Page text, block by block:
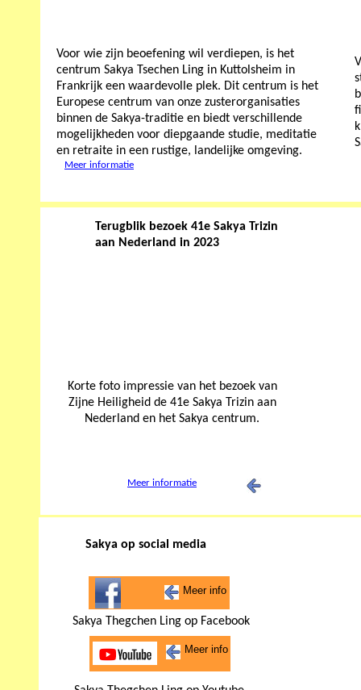
Meer info
Meer info
Sakya Thegchen Ling op Facebook
Sakya op social media
Korte foto impressie van het bezoek van
Zijne Heiligheid de 41e Sakya Trizin aan
Nederland en het Sakya centrum.
Meer informatie
Terugblik bezoek 41e Sakya Trizin
aan Nederland in 2023
Voor wie zijn beoefening wil verdiepen, is het
centrum Sakya Tsechen Ling in Kuttolsheim in
Frankrijk een waardevolle plek. Dit centrum is het
Europese centrum van onze zusterorganisaties
binnen de Sakya-traditie en biedt verschillende
mogelijkheden voor diepgaande studie, meditatie
en retraite in een rustige, landelijke omgeving.
Meer informatie